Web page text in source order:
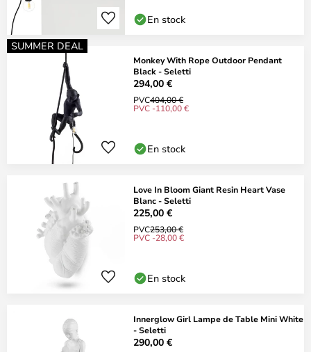
En stock
SUMMER DEAL
Monkey With Rope Outdoor Pendant
Black - Seletti
294,00 €
PVC404,00 €
PVC -110,00 €
En stock
Love In Bloom Giant Resin Heart Vase
Blanc - Seletti
225,00 €
PVC253,00 €
PVC -28,00 €
En stock
Innerglow Girl Lampe de Table Mini White
- Seletti
290,00 €